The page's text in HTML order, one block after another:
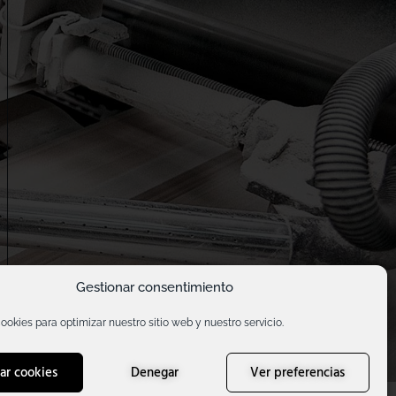
Gestionar consentimiento
para optimizar nuestro sitio web y nuestro servicio.
cookies Denegar Ver preferencias
¿Necesitas ayuda?